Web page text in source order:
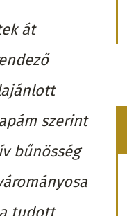
át
szerint
bűnösség
tudott